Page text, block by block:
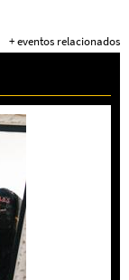
+ eventos relacionados